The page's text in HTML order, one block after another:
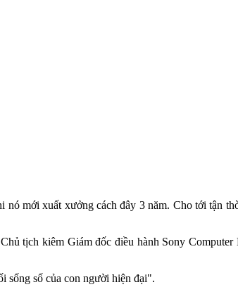
mới xuất xưởng cách đây 3 năm. Cho tới tận
tịch kiêm Giám đốc điều hành Sony
sống số của con người hiện đại".